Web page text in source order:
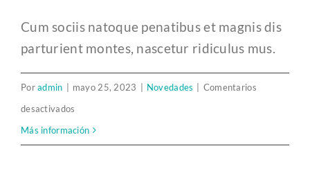
Cum sociis natoque penatibus et magnis dis
parturient montes, nascetur ridiculus mus.
Poradmin mayo 25, 2023 Novedades
Comentarios
desactivados
Influencers
Más información